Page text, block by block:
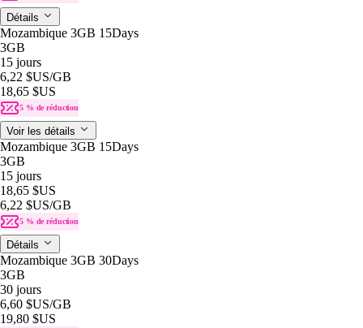
Détails
Mozambique 3GB 15Days
3GB
15 jours
6,22 $US/GB
18,65 $US
5 % de réduction
Voir les détails
Mozambique 3GB 15Days
3GB
15 jours
18,65 $US
6,22 $US/GB
5 % de réduction
Détails
Mozambique 3GB 30Days
3GB
30 jours
6,60 $US/GB
19,80 $US